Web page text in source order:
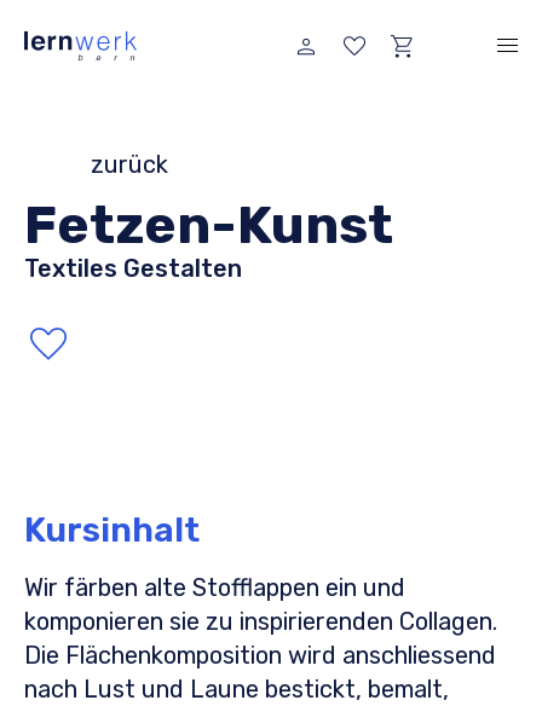
zurück
Fetzen-Kunst
Textiles Gestalten
Kursinhalt
Wir färben alte Stofflappen ein und
komponieren sie zu inspirierenden Collagen.
Die Flächenkomposition wird anschliessend
nach Lust und Laune bestickt, bemalt,